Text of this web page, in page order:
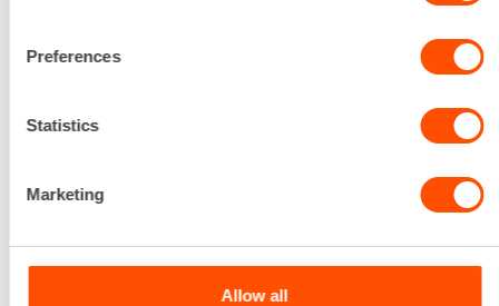
Preferences
Statistics
Marketing
Allow all